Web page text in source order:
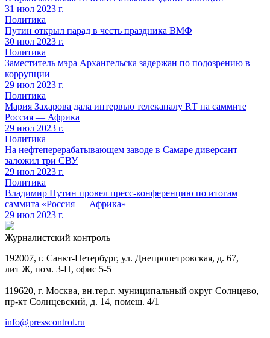
31 июл 2023 г.
Политика
Путин открыл парад в честь праздника ВМФ
30 июл 2023 г.
Политика
Заместитель мэра Архангельска задержан по подозрению в
коррупции
29 июл 2023 г.
Политика
Мария Захарова дала интервью телеканалу RТ на саммите
Россия — Африка
29 июл 2023 г.
Политика
На нефтеперерабатывающем заводе в Самаре диверсант
заложил три СВУ
29 июл 2023 г.
Политика
Владимир Путин провел пресс-конференцию по итогам
саммита «Россия — Африка»
29 июл 2023 г.
Журналистский контроль
192007, г. Санкт-Петербург, ул. Днепропетровская, д. 67,
лит Ж, пом. 3-Н, офис 5-5
119620, г. Москва, вн.тер.г. муниципальный округ Солнцево,
пр-кт Солнцевский, д. 14, помещ. 4/1
info@presscontrol.ru